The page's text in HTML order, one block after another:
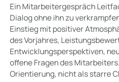
Ein Mitarbeitergespräch
Dialog ohne ihn zu
Einstieg mit positiver
des Vorjahres,
Entwicklungsperspektiven,
offene Fragen des
Orientierung, nicht als starre